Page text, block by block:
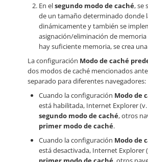
En elsegundo modo de caché, se
de un tamaño determinado donde
dinámicamente y también se
asignación/eliminación de memoria
hay suficiente memoria, se crea
La configuración Modo de caché
dos modos de caché mencionados
separado para diferentes navegadores:
Cuando la configuración Modo de
está habilitada, Internet Explorer (v.
segundo modo de caché, otros
primer modo de caché.
Cuando la configuración Modo de
está desactivada, Internet Explorer